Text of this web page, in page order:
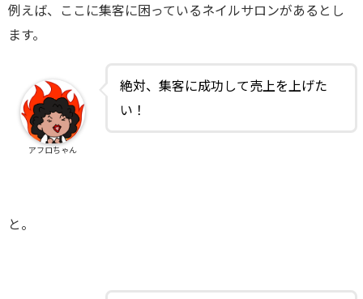
例えば、ここに集客に困っているネイルサロンがあるとし
ます。
絶対、集客に成功して売上を上げた
い！
アフロちゃん
と。